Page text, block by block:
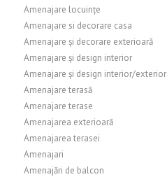
Amenajare locuințe
Amenajare si decorare casa
Amenajare și decorare exterioară
Amenajare și design interior
Amenajare și design interior/exterior
Amenajare terasă
Amenajare terase
Amenajarea exterioară
Amenajarea terasei
Amenajari
Amenajări de balcon